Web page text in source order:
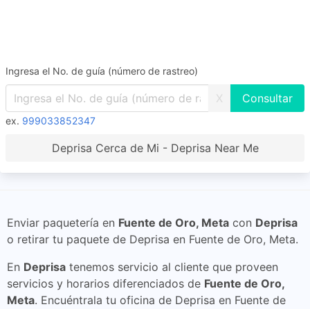
Ingresa el No. de guía (número de rastreo)
X
ex. 999033852347
Deprisa Cerca de Mi - Deprisa Near Me
Enviar paquetería en Fuente de Oro, Meta con Deprisa
o retirar tu paquete de Deprisa en Fuente de Oro, Meta.
En Deprisa tenemos servicio al cliente que proveen
servicios y horarios diferenciados de Fuente de Oro,
Meta. Encuéntrala tu oficina de Deprisa en Fuente de